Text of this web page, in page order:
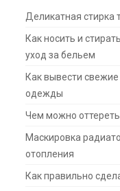
Деликатная стирка
Как носить и
уход за бельем
Как вывести
одежды
Чем можно оттереть
Маскировка
отопления
Как правильно